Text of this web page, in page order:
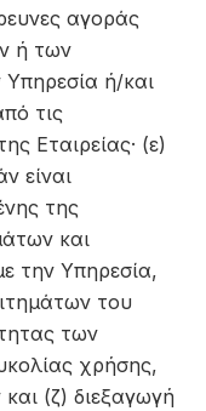
αγοράς
ή των
ή/και
τις
Εταιρείας· (ε)
είναι
της
και
την Υπηρεσία,
του
των
χρήσης,
(ζ) διεξαγωγή